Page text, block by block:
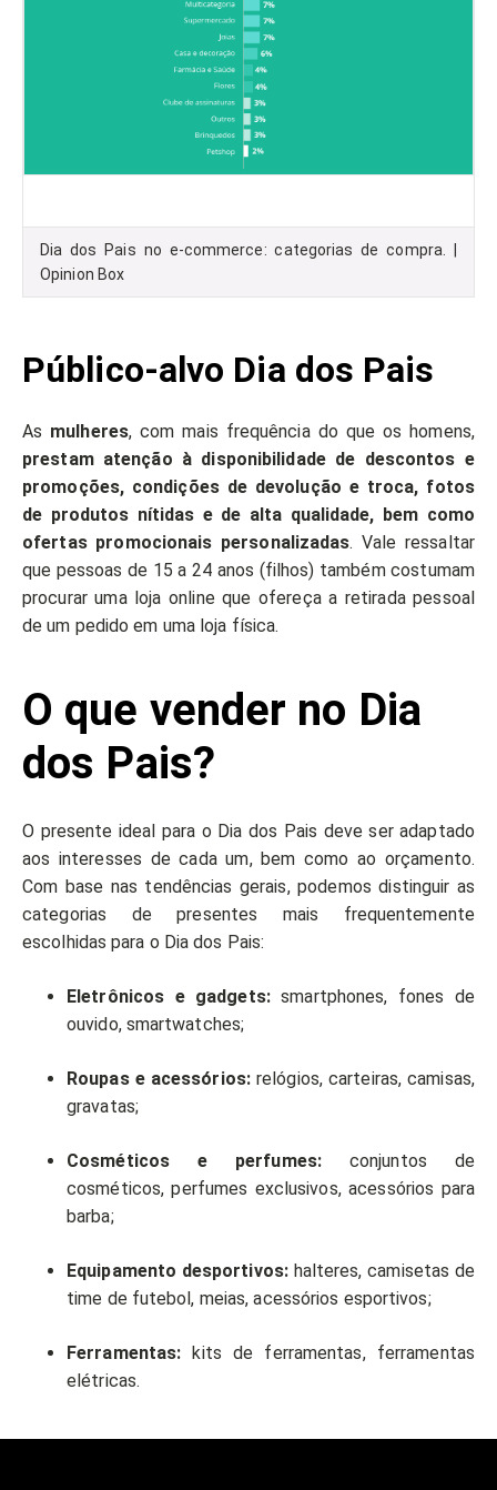
Dia dos Pais no e-commerce: categorias de compra. |
Opinion Box
Público-alvo Dia dos Pais
As mulheres, com mais frequência do que os homens,
prestam atenção à disponibilidade de descontos e
promoções, condições de devolução e troca, fotos
de produtos nítidas e de alta qualidade, bem como
ofertas promocionais personalizadas. Vale ressaltar
que pessoas de 15 a 24 anos (filhos) também costumam
procurar uma loja online que ofereça a retirada pessoal
de um pedido em uma loja física.
O que vender no Dia
dos Pais?
O presente ideal para o Dia dos Pais deve ser adaptado
aos interesses de cada um, bem como ao orçamento.
Com base nas tendências gerais, podemos distinguir as
categorias de presentes mais frequentemente
escolhidas para o Dia dos Pais:
Eletrônicos e gadgets:smartphones, fones de
ouvido, smartwatches;
Roupas e acessórios: relógios, carteiras, camisas,
gravatas;
Cosméticos e perfumes:conjuntos de
cosméticos, perfumes exclusivos, acessórios para
barba;
Equipamento desportivos:halteres, camisetas de
time de futebol, meias, acessórios esportivos;
Ferramentas: kits de ferramentas, ferramentas
elétricas.